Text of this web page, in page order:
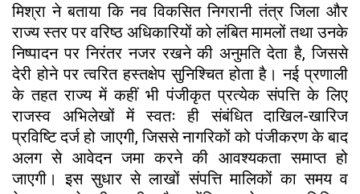
मिश्रा ने बताया कि नव विकसित निगरानी तंत्र जिला और
राज्य स्तर पर वरिष्ठ अधिकारियों को लंबित मामलों तथा उनके
निष्पादन पर निरंतर नजर रखने की अनुमति देता है, जिससे
देरी होने पर त्वरित हस्तक्षेप सुनिश्चित होता है। नई प्रणाली
के तहत राज्य में कहीं भी पंजीकृत प्रत्येक संपत्ति के लिए
राजस्व अभिलेखों में स्वतः ही संबंधित दाखिल-खारिज
प्रविष्टि दर्ज हो जाएगी, जिससे नागरिकों को पंजीकरण के बाद
अलग से आवेदन जमा करने की आवश्यकता समाप्त हो
जाएगी। इस सुधार से लाखों संपत्ति मालिकों का समय व